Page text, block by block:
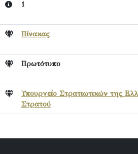
1
Πίνακας
Πρωτότυπο
Υπουργείο Στρατιωτικών της
Στρατού